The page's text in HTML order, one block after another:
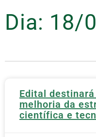
Dia: 18/
Edital
melhoria da
científica e